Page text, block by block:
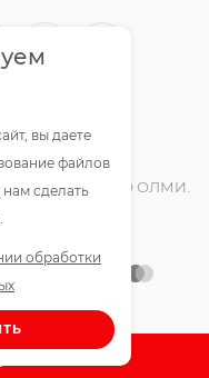
магазин ООО ОЛМИ.
вы даете
файлов
сделать
обработки